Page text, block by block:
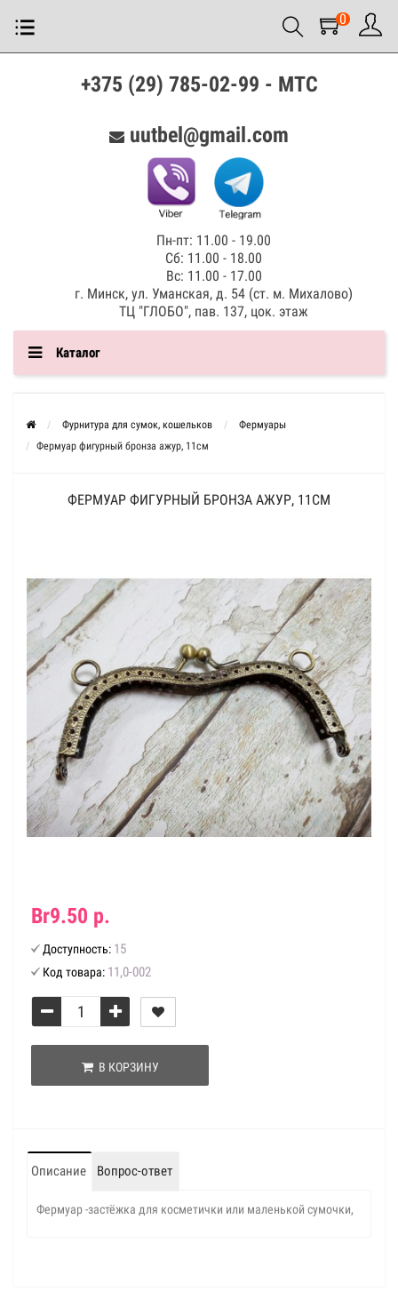
0
+375 (29) 785-02-99 - МТС
uutbel@gmail.com
Пн-пт: 11.00 - 19.00
Сб: 11.00 - 18.00
Вс: 11.00 - 17.00
г. Минск, ул. Уманская, д. 54 (ст. м. Михалово)
ТЦ "ГЛОБО", пав. 137, цок. этаж
Каталог
Фурнитура для сумок, кошельков
Фермуары
Фермуар фигурный бронза ажур, 11см
ФЕРМУАР ФИГУРНЫЙ БРОНЗА АЖУР, 11СМ
Br9.50 р.
Доступность: 15
Код товара: 11,0-002
В КОРЗИНУ
Описание Вопрос-ответ
Фермуар -застёжка для косметички или маленькой сумочки,